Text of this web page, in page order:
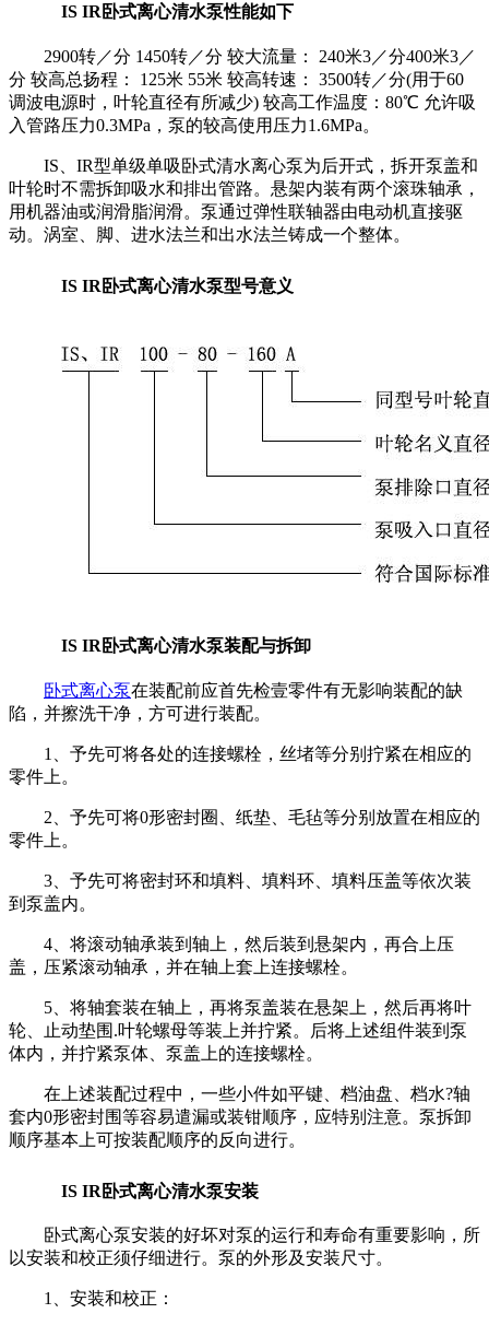
IS IR卧式离心清水泵性能如下
2900转／分 1450转／分 较大流量： 240米3／分400米3／
分 较高总扬程： 125米 55米 较高转速： 3500转／分(用于60
调波电源时，叶轮直径有所减少) 较高工作温度：80℃ 允许吸
入管路压力0.3MPa，泵的较高使用压力1.6MPa。
IS、IR型单级单吸卧式清水离心泵为后开式，拆开泵盖和
叶轮时不需拆卸吸水和排出管路。悬架内装有两个滚珠轴承，
用机器油或润滑脂润滑。泵通过弹性联轴器由电动机直接驱
动。涡室、脚、进水法兰和出水法兰铸成一个整体。
IS IR卧式离心清水泵型号意义
IS IR卧式离心清水泵装配与拆卸
卧式离心泵在装配前应首先检壹零件有无影响装配的缺
陷，并擦洗干净，方可进行装配。
1、予先可将各处的连接螺栓，丝堵等分别拧紧在相应的
零件上。
2、予先可将0形密封圈、纸垫、毛毡等分别放置在相应的
零件上。
3、予先可将密封环和填料、填料环、填料压盖等依次装
到泵盖内。
4、将滚动轴承装到轴上，然后装到悬架内，再合上压
盖，压紧滚动轴承，并在轴上套上连接螺栓。
5、将轴套装在轴上，再将泵盖装在悬架上，然后再将叶
轮、止动垫围.叶轮螺母等装上并拧紧。后将上述组件装到泵
体内，并拧紧泵体、泵盖上的连接螺栓。
在上述装配过程中，一些小件如平键、档油盘、档水?轴
套内0形密封围等容易遣漏或装钳顺序，应特别注意。泵拆卸
顺序基本上可按装配顺序的反向进行。
IS IR卧式离心清水泵安装
卧式离心泵安装的好坏对泵的运行和寿命有重要影响，所
以安装和校正须仔细进行。泵的外形及安装尺寸。
1、安装和校正：